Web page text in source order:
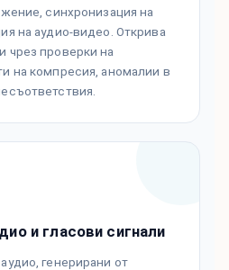
синхронизация на
на аудио-видео. Открива
чрез проверки на
на компресия, аномалии в
и гласови сигнали
генерирани от